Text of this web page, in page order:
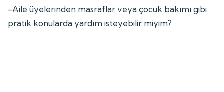
-Aile üyelerinden masraflar veya çocuk bakımı gibi
pratik konularda yardım isteyebilir miyim?